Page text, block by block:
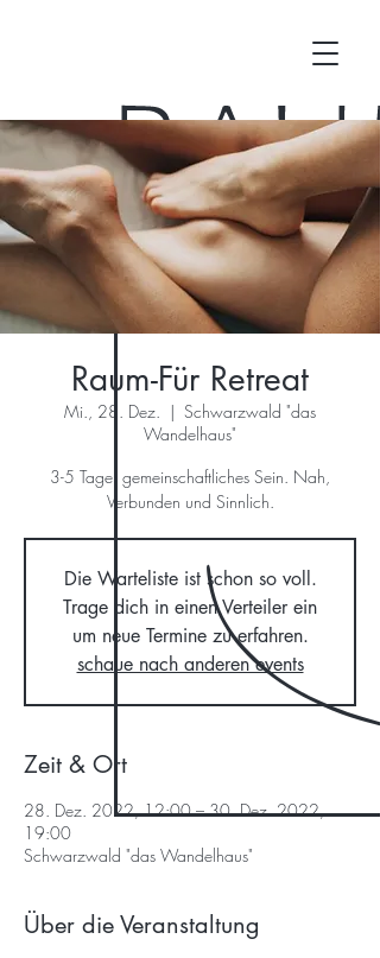
Raum-Für Retreat
Mi., 28. Dez.
  |
Schwarzwald "das
Wandelhaus"
3-5 Tage: gemeinschaftliches Sein. Nah,
Verbunden und Sinnlich.
Die Warteliste ist schon so voll.
Trage dich in einen Verteiler ein
um neue Termine zu erfahren.
schaue nach anderen events
Zeit & Ort
28. Dez. 2022, 12:00 – 30. Dez. 2022,
19:00
Schwarzwald "das Wandelhaus"
Über die Veranstaltung